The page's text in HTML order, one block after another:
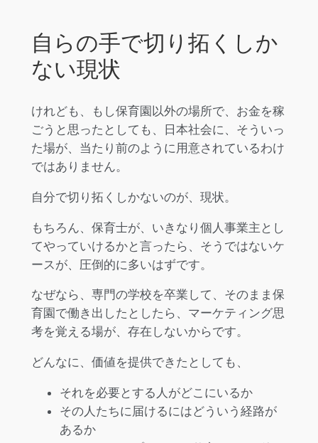
自らの手で切り拓くしか
ない現状
けれども、もし保育園以外の場所で、お金を稼
ごうと思ったとしても、日本社会に、そういっ
た場が、当たり前のように用意されているわけ
ではありません。
自分で切り拓くしかないのが、現状。
もちろん、保育士が、いきなり個人事業主とし
てやっていけるかと言ったら、そうではないケ
ースが、圧倒的に多いはずです。
なぜなら、専門の学校を卒業して、そのまま保
育園で働き出したとしたら、マーケティング思
考を覚える場が、存在しないからです。
どんなに、価値を提供できたとしても、
それを必要とする人がどこにいるか
その人たちに届けるにはどういう経路が
あるか